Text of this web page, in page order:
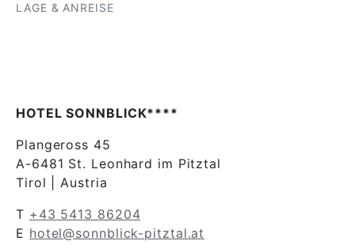
LAGE & ANREISE
HOTEL SONNBLICK****
Plangeross 45
A-6481 St. Leonhard im Pitztal
Tirol | Austria
T +43 5413 86204
E hotel@sonnblick-pitztal.at